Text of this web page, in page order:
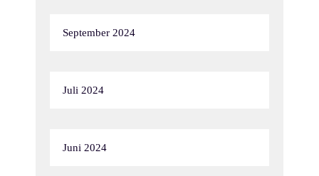
September 2024
Juli 2024
Juni 2024